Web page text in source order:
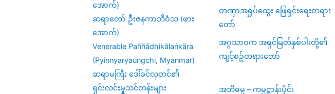
အောက်)
ဆရာတော် ဦးဇနကာဘိဝံသ (ဖား
အောက်)
Venerable Paññādhikālaṅkāra
(Pyinnyaryaungchi, Myanmar)
ဆရာမကြီး ဒေါ်ခင်လှတင်၏
ရှင်းလင်းမှုသင်တန်းများ
တဏှာအရှုပ်ထွေး ဖြေရှင်းရေးတရား
တော်
အဂ္ဂသာဝက အရှင်မြတ်နှစ်ပါးတို့၏
ကျင့်စဥ်တရားတော်
အဘိဓမ္မ – ကမ္မဋ္ဌာန်းပိုင်း